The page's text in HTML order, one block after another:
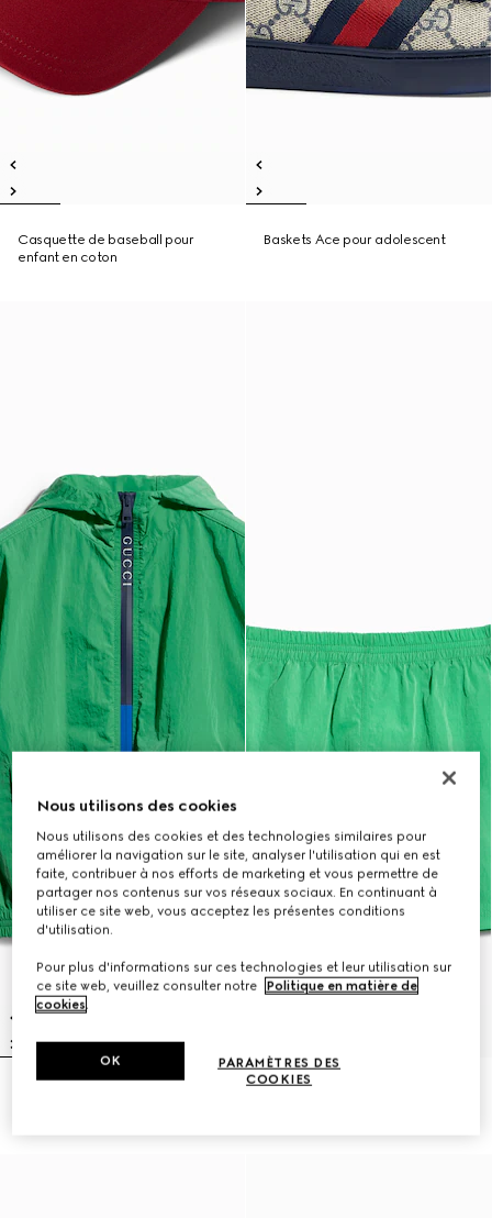
Casquette de baseball pour
enfant en coton
Baskets Ace pour adolescent
Nous utilisons des cookies
Nous utilisons des cookies et des technologies similaires pour
améliorer la navigation sur le site, analyser l'utilisation qui en est
faite, contribuer à nos efforts de marketing et vous permettre de
partager nos contenus sur vos réseaux sociaux. En continuant à
utiliser ce site web, vous acceptez les présentes conditions
d'utilisation.
Pour plus d'informations sur ces technologies et leur utilisation sur
ce site web, veuillez consulter notre
Politique en matière de
cookies.
PARAMÈTRES DES
COOKIES
OK